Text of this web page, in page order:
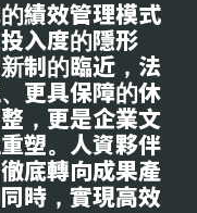
績效管理模式
入度的隱形
制的臨近，法
更具保障的休
，更是企業文
塑。人資夥伴
底轉向成果產
時，實現高效